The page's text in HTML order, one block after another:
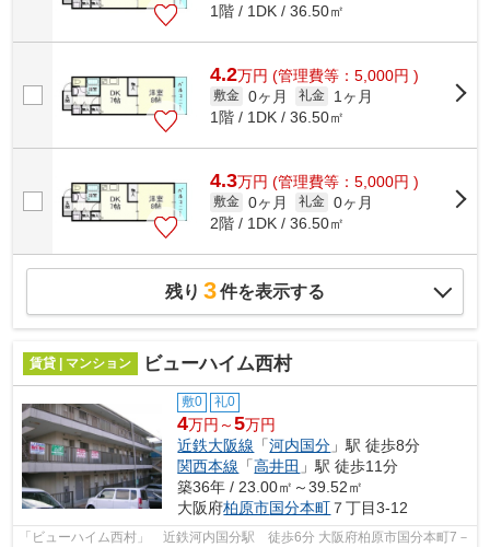
1階 / 1DK / 36.50㎡
4.2万円 (管理費等：5,000円 )
敷金 0ヶ月 礼金
1ヶ月
1階 / 1DK / 36.50㎡
4.3万円 (管理費等：5,000円 )
敷金 0ヶ月 礼金 0ヶ月
2階 / 1DK / 36.50㎡
残り 3件を表示する
賃貸 | マンション ビューハイム西村
敷0 礼0
4万円～5万円
近鉄大阪線 「河内国分 」駅 徒歩8分
関西本線 「高井田 」駅 徒歩11分
築36年 / 23.00㎡～39.52㎡
大阪府柏原市国分本町 ７丁目3-12
「ビューハイム西村」 近鉄河内国分駅 徒歩6分 大阪府柏原市国分本町7－